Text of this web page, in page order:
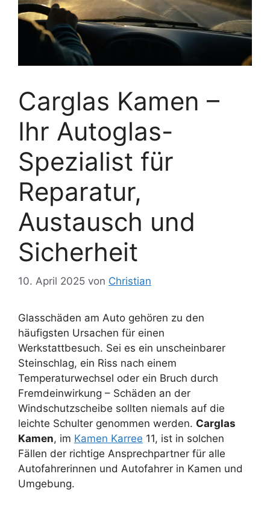
Carglas Kamen –
Ihr Autoglas-
Spezialist für
Reparatur,
Austausch und
Sicherheit
10. April 2025 von Christian
Glasschäden am Auto gehören zu den
häufigsten Ursachen für einen
Werkstattbesuch. Sei es ein unscheinbarer
Steinschlag, ein Riss nach einem
Temperaturwechsel oder ein Bruch durch
Fremdeinwirkung – Schäden an der
Windschutzscheibe sollten niemals auf die
leichte Schulter genommen werden. Carglas
Kamen, im Kamen Karree 11, ist in solchen
Fällen der richtige Ansprechpartner für alle
Autofahrerinnen und Autofahrer in Kamen und
Umgebung.